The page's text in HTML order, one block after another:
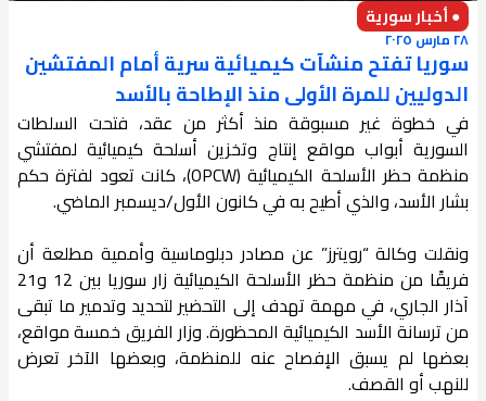
● أخبار سورية
٢٨ مارس ٢٠٢٥
سوريا تفتح منشآت كيميائية سرية أمام المفتشين
الدوليين للمرة الأولى منذ الإطاحة بالأسد
في خطوة غير مسبوقة منذ أكثر من عقد، فتحت السلطات
السورية أبواب مواقع إنتاج وتخزين أسلحة كيميائية لمفتشي
منظمة حظر الأسلحة الكيميائية (OPCW)، كانت تعود لفترة حكم
بشار الأسد، والذي أطيح به في كانون الأول/ديسمبر الماضي.
ونقلت وكالة “رويترز” عن مصادر دبلوماسية وأممية مطلعة أن
فريقًا من منظمة حظر الأسلحة الكيميائية زار سوريا بين 12 و21
آذار الجاري، في مهمة تهدف إلى التحضير لتحديد وتدمير ما تبقى
من ترسانة الأسد الكيميائية المحظورة. وزار الفريق خمسة مواقع،
بعضها لم يسبق الإفصاح عنه للمنظمة، وبعضها الآخر تعرض
للنهب أو القصف.